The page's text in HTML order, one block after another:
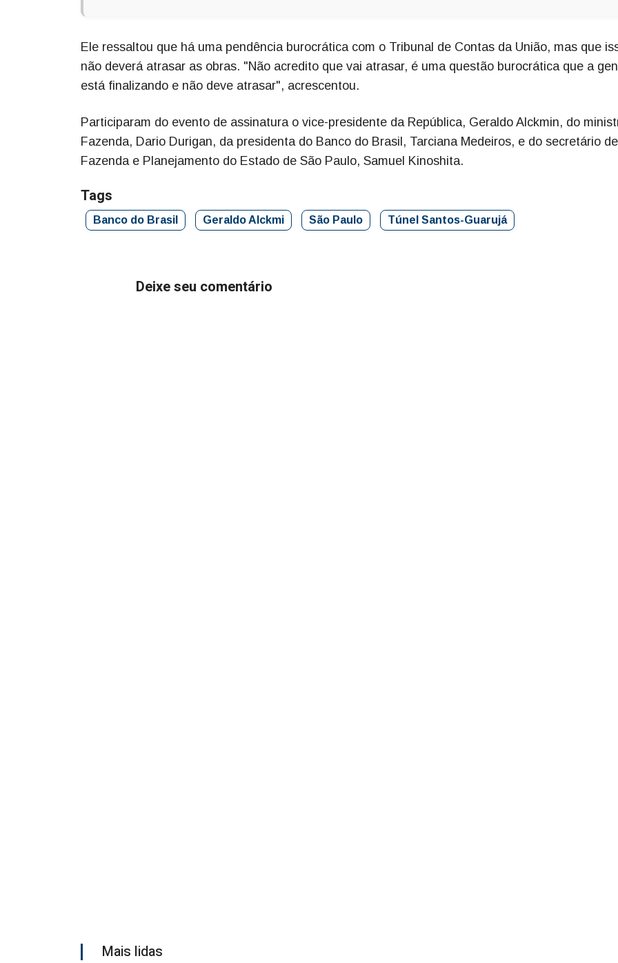
Ele ressaltou que há uma pendência burocrática com o Tribunal de Contas da União, mas que
não deverá atrasar as obras. "Não acredito que vai atrasar, é uma questão burocrática que a
está finalizando e não deve atrasar", acrescentou.
Participaram do evento de assinatura o vice-presidente da República, Geraldo Alckmin, do
Fazenda, Dario Durigan, da presidenta do Banco do Brasil, Tarciana Medeiros, e do secretário de
Fazenda e Planejamento do Estado de São Paulo, Samuel Kinoshita.
Tags
Banco do Brasil Geraldo Alckmi São Paulo Túnel Santos-Guarujá
Deixe seu comentário
Mais lidas